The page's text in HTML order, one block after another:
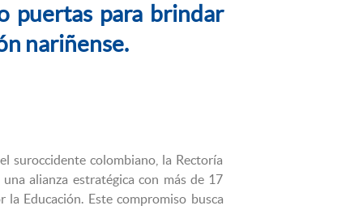
puertas para brindar
nariñense.
suroccidente colombiano, la Rectoría
alianza estratégica con más de 17
Educación. Este compromiso busca